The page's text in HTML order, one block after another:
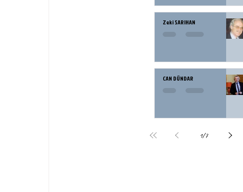
Zeki SARIHAN
CAN DÜNDAR
1/7